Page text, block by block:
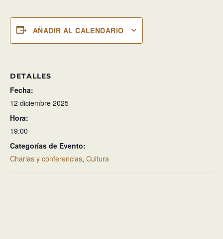
AÑADIR AL CALENDARIO
DETALLES
Fecha:
12 diciembre 2025
Hora:
19:00
Categorías de Evento:
Charlas y conferencias, Cultura